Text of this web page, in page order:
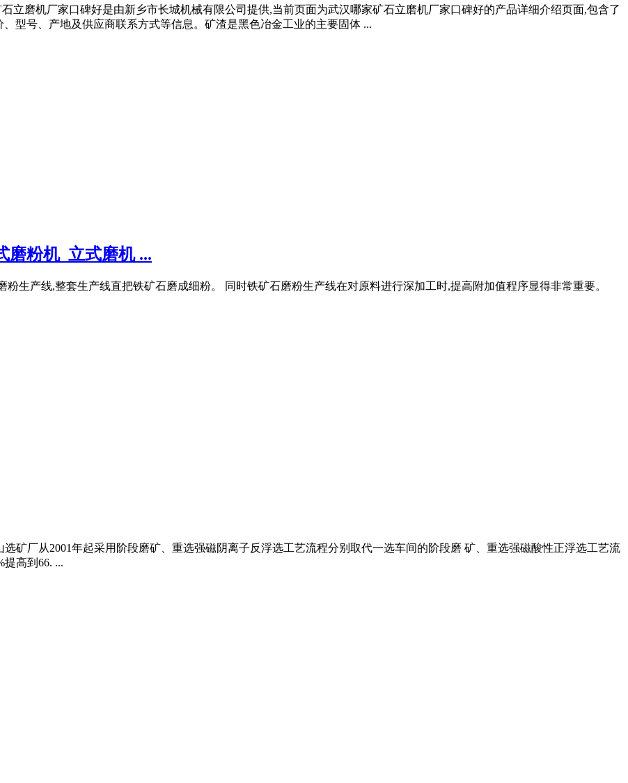
立磨机厂家口碑好是由新乡市长城机械有限公司提供,当前页面为武汉哪家矿石立磨机厂家口碑好的产品详细介绍页面,包含了
型号、产地及供应商联系方式等信息。矿渣是黑色冶金工业的主要固体 ...
磨粉机_立式磨机 ...
生产线,整套生产线直把铁矿石磨成细粉。 同时铁矿石磨粉生产线在对原料进行深加工时,提高附加值程序显得非常重要。
矿厂从2001年起采用阶段磨矿、重选强磁阴离子反浮选工艺流程分别取代一选车间的阶段磨 矿、重选强磁酸性正浮选工艺流
高到66. ...